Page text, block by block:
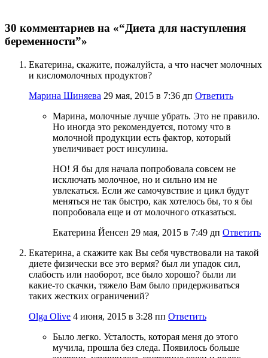
30 комментариев на «“Диета для наступления
беременности”»
Екатерина, скажите, пожалуйста, а что насчет молочных
и кисломолочных продуктов?
Марина Шиняева 29 мая, 2015 в 7:36 дп Ответить
Марина, молочные лучше убрать. Это не правило.
Но иногда это рекомендуется, потому что в
молочной продукции есть фактор, который
увеличивает рост инсулина.
НО! Я бы для начала попробовала совсем не
исключать молочное, но и сильно им не
увлекаться. Если же самочувствие и цикл будут
меняться не так быстро, как хотелось бы, то я бы
попробовала еще и от молочного отказаться.
Екатерина Йенсен 29 мая, 2015 в 7:49 дп Ответить
Екатерина, а скажите как Вы себя чувствовали на такой
диете физически все это вермя? был ли упадок сил,
слабость или наоборот, все было хорошо? были ли
какие-то скачки, тяжело Вам было придерживаться
таких жестких ограничений?
Olga Olive 4 июня, 2015 в 3:28 пп Ответить
Было легко. Усталость, которая меня до этого
мучила, прошла без следа. Появилось больше